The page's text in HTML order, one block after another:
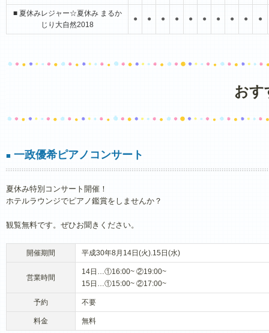
■ 夏休みレジャー☆夏休み まるか
じり大自然2018
● ● ● ● ● ● ● ● ● ●
おす
■ 一政優希ピアノコンサート
夏休み特別コンサート開催！
ホテルラウンジでピアノ鑑賞をしませんか？
観覧無料です。ぜひお聞きください。
開催期間 平成30年8月14日(火).15日(水)
営業時間
14日…①16:00~ ②19:00~
15日…①15:00~ ②17:00~
予約 不要
料金 無料